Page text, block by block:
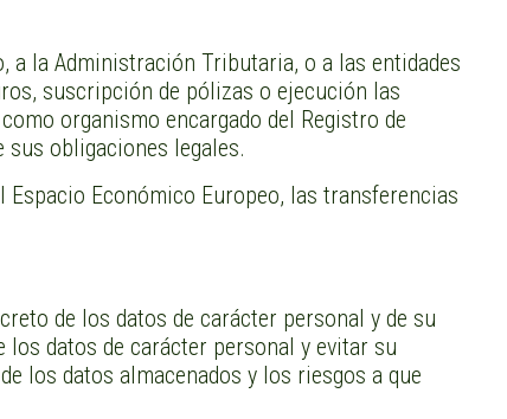
la Administración Tributaria, o a las entidades
suscripción de pólizas o ejecución las
organismo encargado del Registro de
sus obligaciones legales.
Económico Europeo, las transferencias
de los datos de carácter personal y de su
los datos de carácter personal y evitar su
los datos almacenados y los riesgos a que